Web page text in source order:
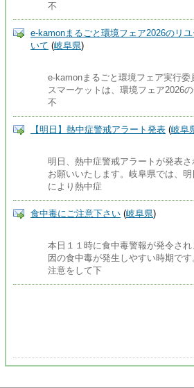
不
e-kamonまるごと環境フェア2026のリ
いて (岐阜県)
e-kamonまるごと環境フェア実行
スマーケットは、環境フェア2026
不
【明日】熱中症警戒アラート発表 (岐阜
明日、熱中症警戒アラートが発表
お願いいたします。岐阜県では、
により熱中症
食中毒にご注意下さい (岐阜県)
本日１１時に食中毒警報が発令さ
因の食中毒が発生しやすい時期で
注意をして下